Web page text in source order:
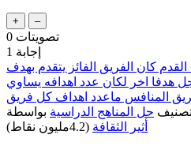
0 تصويتات
1 إجابة
كان الفريق الفائز يتقدم بهدف
هدفا اخر لكان عدد اهدافه يساوي
المنافس ماعدد اهداف كل فريق
حل المناهج الدراسية بواسطة
أثير الثقافة (4.2مليون نقاط)